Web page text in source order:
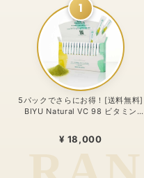
1
5パックでさらにお得！[送料無料]
BIYU Natural VC 98 ビタミン
合〜 24時間、体温を感じるビタミン
C。98%植物由来のリポソーム処方
¥ 18,000